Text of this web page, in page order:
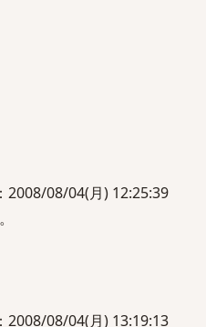
2008/08/04(月) 12:25:39
2008/08/04(月) 13:19:13